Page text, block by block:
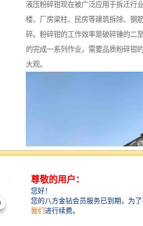
液压粉碎钳现在被广泛应用于拆迁行
楼、厂房梁柱、民房等建筑拆除、钢
碎。粉碎钳的工作效率是破碎锤的二
的完成一系列作业，需要品质粉碎钳
大观。